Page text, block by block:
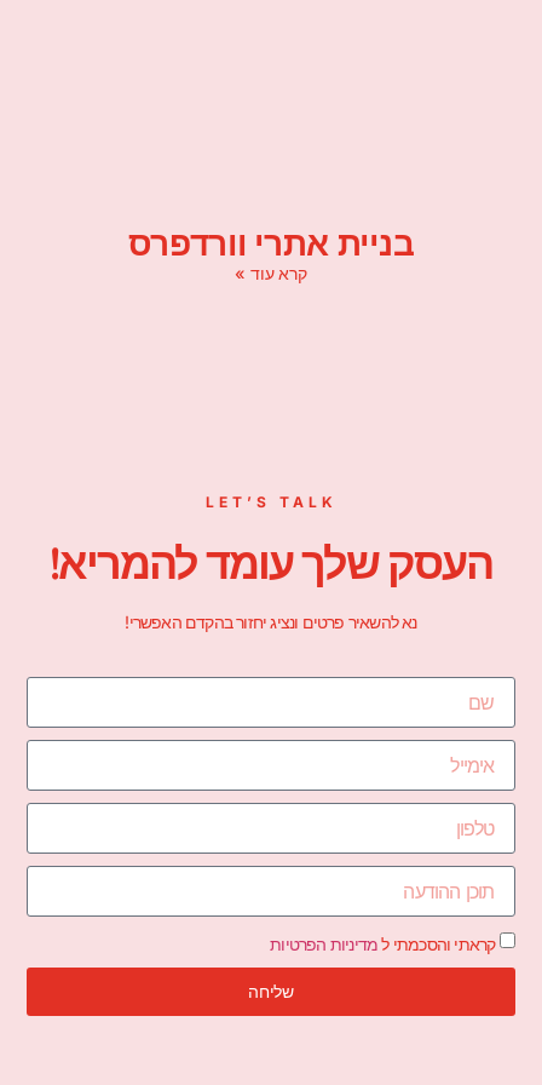
בניית אתרי וורדפרס
קרא עוד »
LET’S TALK
העסק שלך עומד להמריא!
נא להשאיר פרטים ונציג יחזור בהקדם האפשרי!
קראתי והסכמתי למדיניות הפרטיות
שליחה